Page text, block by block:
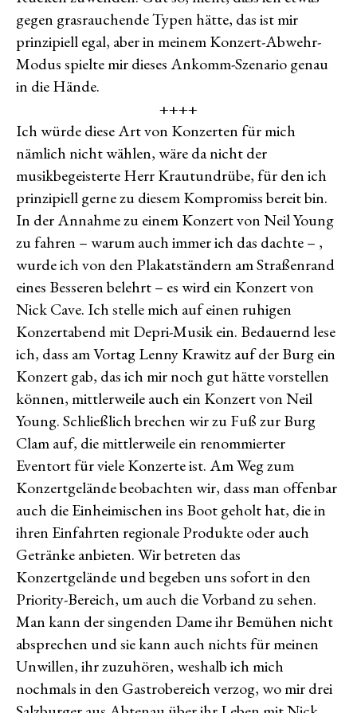
gegen grasrauchende Typen hätte, das ist mir
prinzipiell egal, aber in meinem Konzert-Abwehr-
Modus spielte mir dieses Ankomm-Szenario genau
in die Hände.
++++
Ich würde diese Art von Konzerten für mich
nämlich nicht wählen, wäre da nicht der
musikbegeisterte Herr Krautundrübe, für den ich
prinzipiell gerne zu diesem Kompromiss bereit bin.
In der Annahme zu einem Konzert von Neil Young
zu fahren – warum auch immer ich das dachte – ,
wurde ich von den Plakatständern am Straßenrand
eines Besseren belehrt – es wird ein Konzert von
Nick Cave. Ich stelle mich auf einen ruhigen
Konzertabend mit Depri-Musik ein. Bedauernd lese
ich, dass am Vortag Lenny Krawitz auf der Burg ein
Konzert gab, das ich mir noch gut hätte vorstellen
können, mittlerweile auch ein Konzert von Neil
Young. Schließlich brechen wir zu Fuß zur Burg
Clam auf, die mittlerweile ein renommierter
Eventort für viele Konzerte ist. Am Weg zum
Konzertgelände beobachten wir, dass man offenbar
auch die Einheimischen ins Boot geholt hat, die in
ihren Einfahrten regionale Produkte oder auch
Getränke anbieten. Wir betreten das
Konzertgelände und begeben uns sofort in den
Priority-Bereich, um auch die Vorband zu sehen.
Man kann der singenden Dame ihr Bemühen nicht
absprechen und sie kann auch nichts für meinen
Unwillen, ihr zuzuhören, weshalb ich mich
nochmals in den Gastrobereich verzog, wo mir drei